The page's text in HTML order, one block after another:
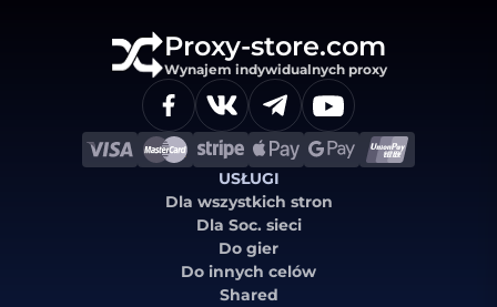
Proxy-store.com
Wynajem indywidualnych proxy
USŁUGI
Dla wszystkich stron
Dla Soc. sieci
Do gier
Do innych celów
Shared